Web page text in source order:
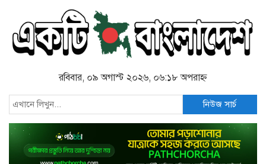
রবিবার, ০৯ অগাস্ট ২০২৬, ০৬:১৮ অপরাহ্ন
নিউজ সার্চ